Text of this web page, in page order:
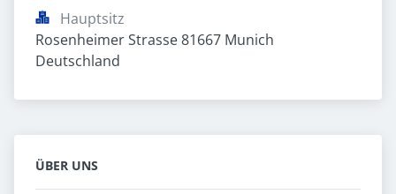
Hauptsitz
Rosenheimer Strasse 81667 Munich
Deutschland
ÜBER UNS